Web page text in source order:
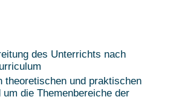
des Unterrichts nach
theoretischen und praktischen
die Themenbereiche der